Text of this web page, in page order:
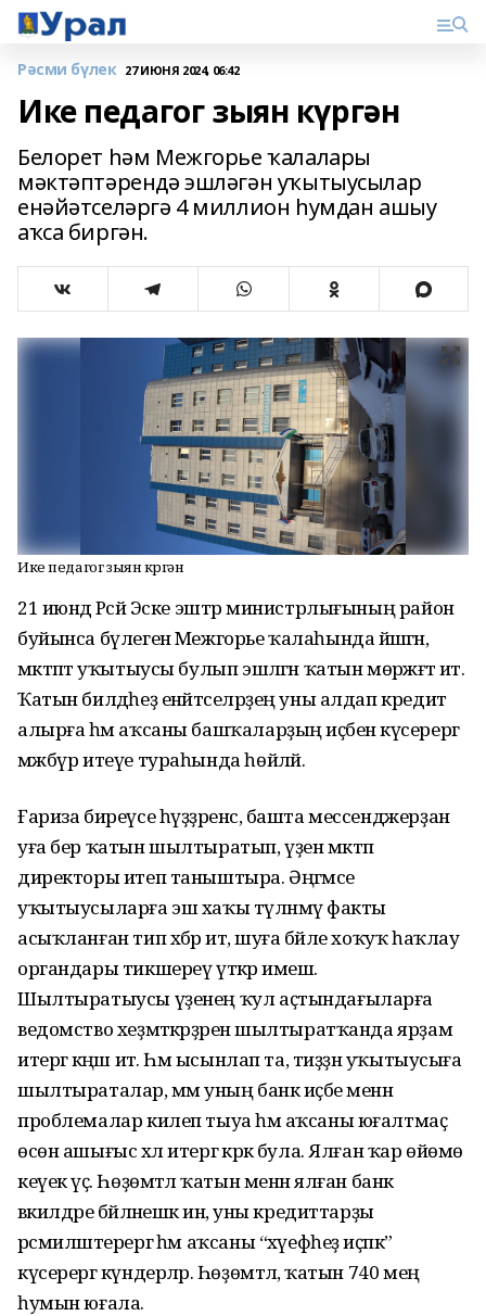
Рәсми бүлек 27 ИЮНЯ 2024, 06:42
Ике педагог зыян күргән
Белорет һәм Межгорье ҡалалары
мәктәптәрендә эшләгән уҡытыусылар
енәйәтселәргә 4 миллион һумдан ашыу
аҡса биргән.
Ике педагог зыян күргән
21 июндә Рәсәй Эске эштәр министрлығының район
буйынса бүлегенә Межгорье ҡалаһында йәшәгән,
мәктәптә уҡытыусы булып эшләгән ҡатын мөрәжәғәт итә.
Ҡатын билдәһеҙ енәйәтселәрҙең уны алдап кредит
алырға һәм аҡсаны башҡаларҙың иҫәбенә күсерергә
мәжбүр итеүе тураһында һөйләй.
Ғариза биреүсе һүҙҙәренсә, башта мессенджерҙан
уға бер ҡатын шылтыратып, үҙен мәктәп
директоры итеп таныштыра. Әңгәмәсе
уҡытыусыларға эш хаҡы түләнмәү факты
асыҡланған тип хәбәр итә, шуға бәйле хоҡуҡ һаҡлау
органдары тикшереү үткәрә имеш.
Шылтыратыусы үҙенең ҡул аҫтындағыларға
ведомство хеҙмәткәрҙәренә шылтыратҡанда ярҙам
итергә кәңәш итә. Һәм ысынлап та, тиҙҙән уҡытыусыға
шылтыраталар, әммә уның банк иҫәбе менән
проблемалар килеп тыуа һәм аҡсаны юғалтмаҫ
өсөн ашығыс хәл итергә кәрәк була. Ялған ҡар өйөмө
кеүек үҫә. Һөҙөмтәлә ҡатын менән ялған банк
вәкилдәре бәйләнешкә инә, уны кредиттарҙы
рәсмиләштерергә һәм аҡсаны “хәүефһеҙ иҫәпкә”
күсерергә күндерәләр. Һөҙөмтәлә, ҡатын 740 мең
һумын юғала.